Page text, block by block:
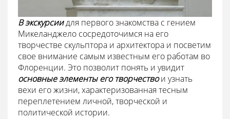
В экскурсиидля первого знакомства с гением
Микеланджело сосредоточимся на его
творчестве скульптора и архитектора и посветим
свое внимание самым известным его работам во
Флоренции. Это позволит понять и увидит
основные элементы его творчествои узнать
вехи его жизни, характеризованная тесным
переплетением личной, творческой и
политической истории.